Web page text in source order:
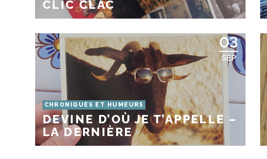
CLIC CLAC
03
SEP
CHRONIQUES ET HUMEURS
DEVINE D’OÙ JE T’APPELLE –
LA DERNIÈRE